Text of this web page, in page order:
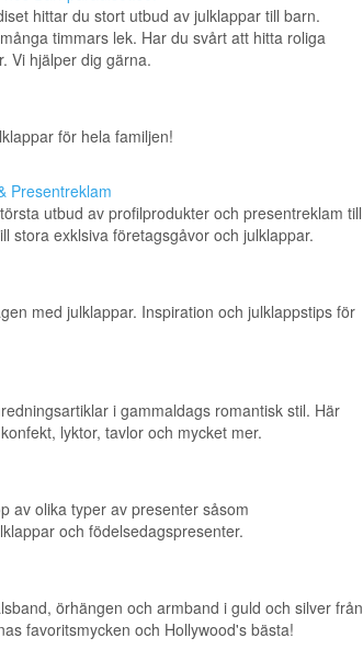
hittar du stort utbud av julklappar till barn.
timmars lek. Har du svårt att hitta roliga
Vi hjälper dig gärna.
för hela familjen!
Presentreklam
utbud av profilprodukter och presentreklam till
stora exklsiva företagsgåvor och julklappar.
med julklappar. Inspiration och julklappstips för
i gammaldags romantisk stil. Här
lyktor, tavlor och mycket mer.
av olika typer av presenter såsom
och födelsedagspresenter.
örhängen och armband i guld och silver från
favoritsmycken och Hollywood's bästa!